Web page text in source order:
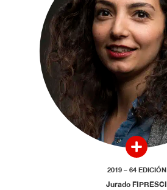
2019 – 64 EDICIÓN
Jurado FIPRESCI